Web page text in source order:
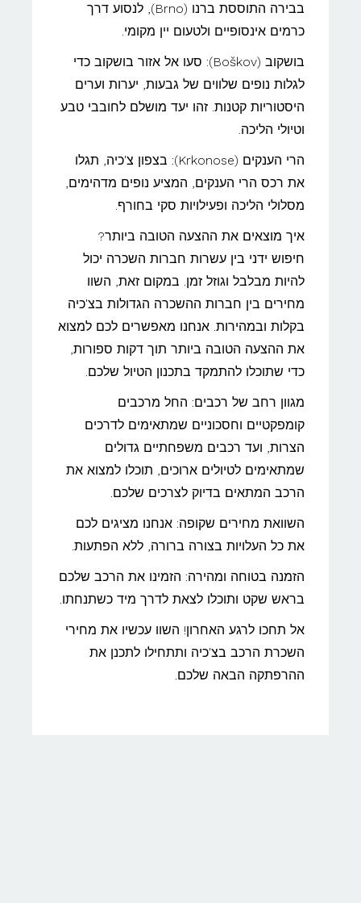
בבירה התוססת ברנו (Brno), לנסוע דרך
כרמים אינסופיים ולטעום יין מקומי.
בושקוב (Boškov): סעו אל אזור בושקוב כדי
לגלות נופים שלווים של גבעות, יערות וערים
היסטוריות קטנות. זהו יעד מושלם לחובבי טבע
וטיולי הליכה.
הרי הענקים (Krkonose): בצפון צ'כיה, תגלו
את רכס הרי הענקים, המציע נופים מדהימים,
מסלולי הליכה ופעילויות סקי בחורף.
איך מוצאים את ההצעה הטובה ביותר?
חיפוש ידני בין עשרות חברות השכרה יכול
להיות מבלבל וגוזל זמן. במקום זאת, השוו
מחירים בין חברות ההשכרה הגדולות בצ'כיה
בקלות ובמהירות. אנחנו מאפשרים לכם למצוא
את ההצעה הטובה ביותר תוך דקות ספורות,
כדי שתוכלו להתמקד בתכנון הטיול שלכם.
מגוון רחב של רכבים: החל מרכבים
קומפקטיים וחסכוניים שמתאימים לדרכים
הצרות, ועד רכבים משפחתיים גדולים
שמתאימים לטיולים ארוכים, תוכלו למצוא את
הרכב המתאים בדיוק לצרכים שלכם.
השוואת מחירים שקופה: אנחנו מציגים לכם
את כל העלויות בצורה ברורה, ללא הפתעות.
הזמנה בטוחה ומהירה: הזמינו את הרכב שלכם
בראש שקט ותוכלו לצאת לדרך מיד כשתנחתו.
אל תחכו לרגע האחרון! השוו עכשיו את מחירי
השכרת הרכב בצ'כיה ותתחילו לתכנן את
ההרפתקה הבאה שלכם.